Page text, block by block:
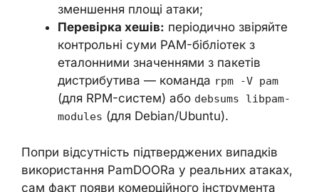
зменшення площі атаки;
Перевірка хешів: періодично звіряйте
контрольні суми PAM-бібліотек з
еталонними значеннями з пакетів
дистрибутива — команда rpm -V pam
(для RPM-систем) або debsums libpam-
modules (для Debian/Ubuntu).
Попри відсутність підтверджених випадків
використання PamDOORa у реальних атаках,
сам факт появи комерційного інструмента